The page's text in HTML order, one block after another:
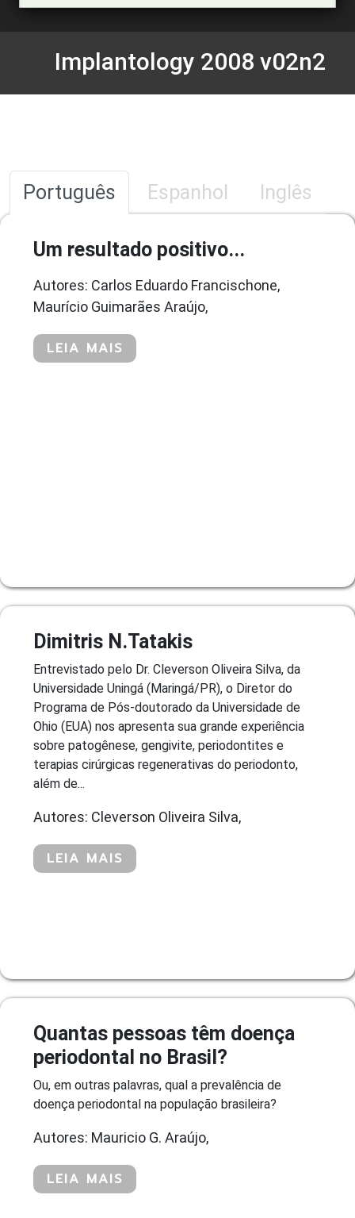
Implantology 2008 v02n2
Português Espanhol Inglês
Um resultado positivo...
Autores: Carlos Eduardo Francischone,
Maurício Guimarães Araújo,
LEIA MAIS
Dimitris N.Tatakis
Entrevistado pelo Dr. Cleverson Oliveira Silva, da
Universidade Uningá (Maringá/PR), o Diretor do
Programa de Pós-doutorado da Universidade de
Ohio (EUA) nos apresenta sua grande experiência
sobre patogênese, gengivite, periodontites e
terapias cirúrgicas regenerativas do periodonto,
além de...
Autores: Cleverson Oliveira Silva,
LEIA MAIS
Quantas pessoas têm doença
periodontal no Brasil?
Ou, em outras palavras, qual a prevalência de
doença periodontal na população brasileira?
Autores: Mauricio G. Araújo,
LEIA MAIS